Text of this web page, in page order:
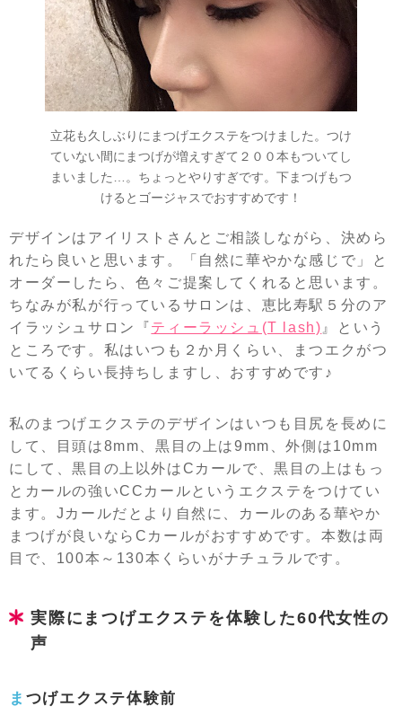
立花も久しぶりにまつげエクステをつけました。つけ
ていない間にまつげが増えすぎて２００本もついてし
まいました…。ちょっとやりすぎです。下まつげもつ
けるとゴージャスでおすすめです！
デザインはアイリストさんとご相談しながら、決めら
れたら良いと思います。「自然に華やかな感じで」と
オーダーしたら、色々ご提案してくれると思います。
ちなみが私が行っているサロンは、恵比寿駅５分のア
イラッシュサロン『ティーラッシュ(T lash) 』という
ところです。私はいつも２か月くらい、まつエクがつ
いてるくらい長持ちしますし、おすすめです♪
私のまつげエクステのデザインはいつも目尻を長めに
して、目頭は8mm、黒目の上は9mm、外側は10mm
にして、黒目の上以外はCカールで、黒目の上はもっ
とカールの強いCCカールというエクステをつけてい
ます。Jカールだとより自然に、カールのある華やか
まつげが良いならCカールがおすすめです。本数は両
目で、100本～130本くらいがナチュラルです。
実際にまつげエクステを体験した60代女性の
声
まつげエクステ体験前